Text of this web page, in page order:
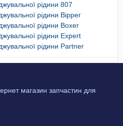
рідини 807
рідини Bipper
рідини Boxer
рідини Expert
рідини Partner
магазин запчастин для